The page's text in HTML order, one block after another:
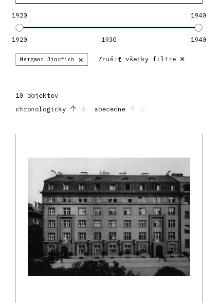
1920 1940
1920 1930 1940
Merganc Jindřich × Zrušiť všetky filtre ×
10 objektov
chronologicky
abecedne